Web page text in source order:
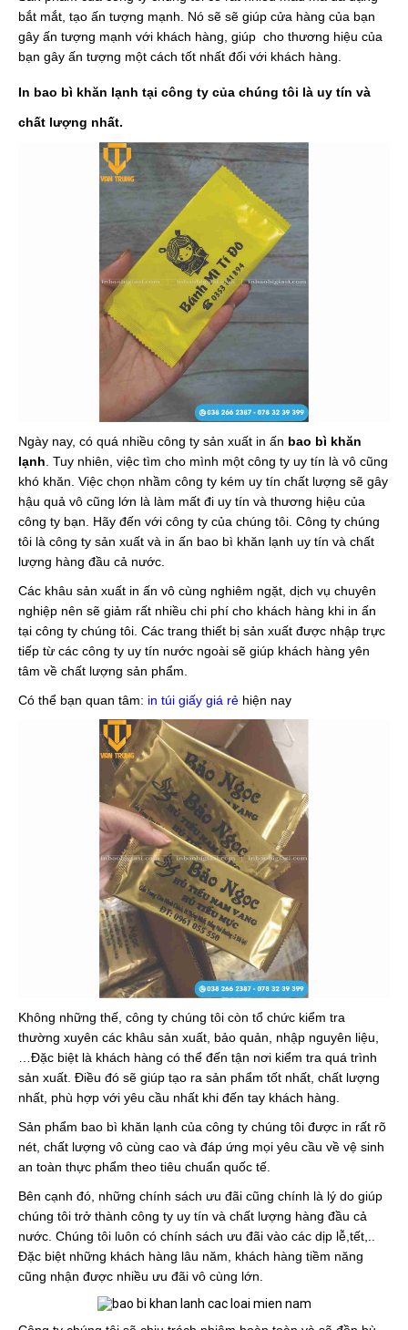
bắt mắt, tạo ấn tượng mạnh. Nó sẽ sẽ giúp cửa hàng của bạn
gây ấn tượng mạnh với khách hàng, giúp cho thương hiệu của
bạn gây ấn tượng một cách tốt nhất đối với khách hàng.
In bao bì khăn lạnh tại công ty của chúng tôi là uy tín và
chất lượng nhất.
Ngày nay, có quá nhiều công ty sản xuất in ấn bao bì khăn
lạnh . Tuy nhiên, việc tìm cho mình một công ty uy tín là vô cũng
khó khăn. Việc chọn nhầm công ty kém uy tín chất lượng sẽ gây
hậu quả vô cũng lớn là làm mất đi uy tín và thương hiệu của
công ty bạn. Hãy đến với công ty của chúng tôi. Công ty chúng
tôi là công ty sản xuất và in ấn bao bì khăn lạnh uy tín và chất
lượng hàng đầu cả nước.
Các khâu sản xuất in ấn vô cùng nghiêm ngặt, dịch vụ chuyên
nghiệp nên sẽ giảm rất nhiều chi phí cho khách hàng khi in ấn
tại công ty chúng tôi. Các trang thiết bị sản xuất được nhập trực
tiếp từ các công ty uy tín nước ngoài sẽ giúp khách hàng yên
tâm về chất lượng sản phẩm.
Có thể bạn quan tâm: in túi giấy giá rẻ hiện nay
Không những thế, công ty chúng tôi còn tổ chức kiểm tra
thường xuyên các khâu sản xuất, bảo quản, nhập nguyên liệu,
…Đặc biệt là khách hàng có thể đến tận nơi kiểm tra quá trình
sản xuất. Điều đó sẽ giúp tạo ra sản phẩm tốt nhất, chất lượng
nhất, phù hợp với yêu cầu nhất khi đến tay khách hàng.
Sản phẩm bao bì khăn lạnh của công ty chúng tôi được in rất rõ
nét, chất lượng vô cùng cao và đáp ứng mọi yêu cầu về vệ sinh
an toàn thực phẩm theo tiêu chuẩn quốc tế.
Bên cạnh đó, những chính sách ưu đãi cũng chính là lý do giúp
chúng tôi trở thành công ty uy tín và chất lượng hàng đầu cả
nước. Chúng tôi luôn có chính sách ưu đãi vào các dịp lễ,tết,..
Đặc biệt những khách hàng lâu năm, khách hàng tiềm năng
cũng nhận được nhiều ưu đãi vô cùng lớn.